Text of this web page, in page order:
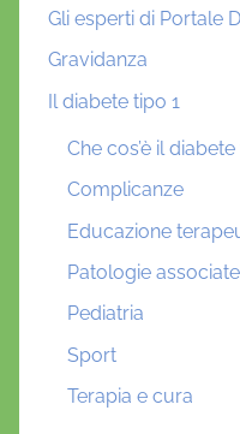
Gli esperti di Portale
Gravidanza
Il diabete tipo 1
Che cos’è il diabete
Complicanze
Educazione
Patologie associate
Pediatria
Sport
Terapia e cura